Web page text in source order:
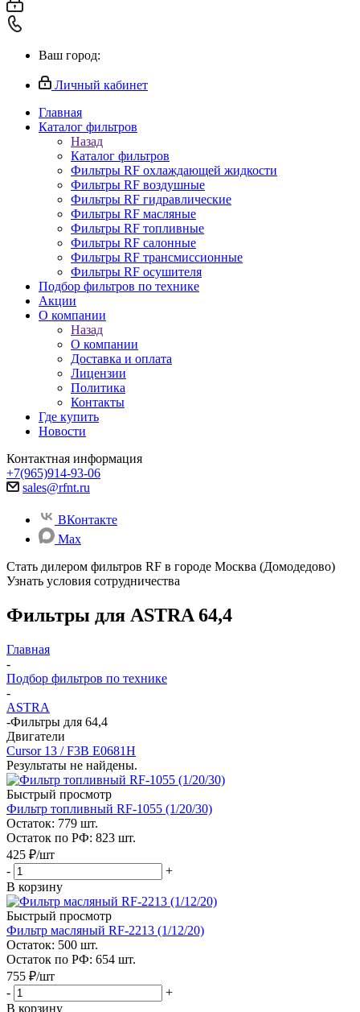
Ваш город:
Личный кабинет
Главная
Каталог фильтров
Назад
Каталог фильтров
Фильтры RF охлаждающей жидкости
Фильтры RF воздушные
Фильтры RF гидравлические
Фильтры RF масляные
Фильтры RF топливные
Фильтры RF салонные
Фильтры RF трансмиссионные
Фильтры RF осушителя
Подбор фильтров по технике
Акции
О компании
Назад
О компании
Доставка и оплата
Лицензии
Политика
Контакты
Где купить
Новости
Контактная информация
+7(965)914-93-06
sales@rfnt.ru
ВКонтакте
Max
Стать дилером фильтров RF в городе Москва (Домодедово)
Узнать условия сотрудничества
Фильтры для ASTRA 64,4
Главная
-
Подбор фильтров по технике
-
ASTRA
-Фильтры для 64,4
Двигатели
Cursor 13 / F3B E0681H
Результаты не найдены.
Быстрый просмотр
Фильтр топливный RF-1055 (1/20/30)
Остаток: 779 шт.
Остаток по РФ: 823 шт.
425 ₽/шт
-
+
В корзину
Быстрый просмотр
Фильтр масляный RF-2213 (1/12/20)
Остаток: 500 шт.
Остаток по РФ: 654 шт.
755 ₽/шт
-
+
В корзину